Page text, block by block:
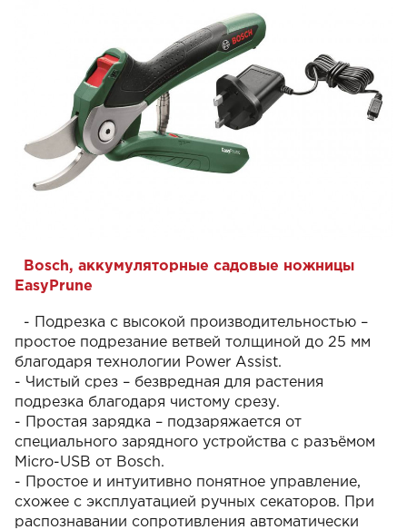
Bosch, аккумуляторные садовые ножницы
EasyPrune
- Подрезка с высокой производительностью –
простое подрезание ветвей толщиной до 25 мм
благодаря технологии Power Assist.
- Чистый срез – безвредная для растения
подрезка благодаря чистому срезу.
- Простая зарядка – подзаряжается от
специального зарядного устройства с разъёмом
Micro-USB от Bosch.
- Простое и интуитивно понятное управление,
схожее с эксплуатацией ручных секаторов. При
распознавании сопротивления автоматически